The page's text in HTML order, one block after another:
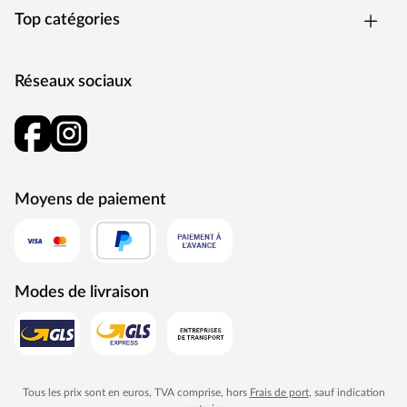
s'emboîtent facilement.
montage détaillé, la cabane sur pilotis se monte facilement
Top catégories
Réseaux sociaux
Moyens de paiement
Modes de livraison
Tous les prix sont en euros, TVA comprise, hors Frais de port, sauf indication